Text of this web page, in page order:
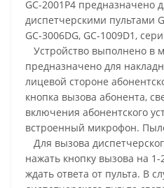
GC-2001P4 предназначено
диспетчерскими пультами
GC-3006DG, GC-1009D1,
Устройство выполнено в
предназначено для
лицевой стороне
кнопка вызова абонента,
включения абонентского
встроенный микрофон.
Для вызова
нажать кнопку вызова на 1-
ждать ответа от пульта. В